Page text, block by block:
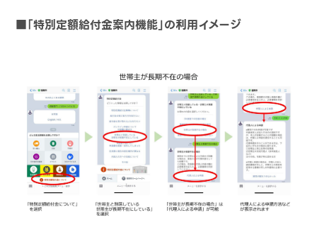
■「特別定額給付金案内機能」の利用イメージ